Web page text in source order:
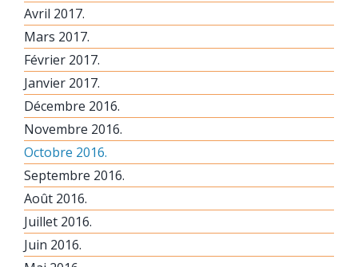
Avril 2017.
Mars 2017.
Février 2017.
Janvier 2017.
Décembre 2016.
Novembre 2016.
Octobre 2016.
Septembre 2016.
Août 2016.
Juillet 2016.
Juin 2016.